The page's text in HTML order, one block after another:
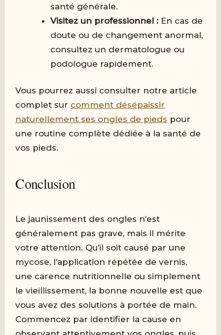
santé générale.
Visitez un professionnel : En cas de
doute ou de changement anormal,
consultez un dermatologue ou
podologue rapidement.
Vous pourrez aussi consulter notre article
complet sur comment désépaissir
naturellement ses ongles de pieds pour
une routine complète dédiée à la santé de
vos pieds.
Conclusion
Le jaunissement des ongles n’est
généralement pas grave, mais il mérite
votre attention. Qu’il soit causé par une
mycose, l’application répétée de vernis,
une carence nutritionnelle ou simplement
le vieillissement, la bonne nouvelle est que
vous avez des solutions à portée de main.
Commencez par identifier la cause en